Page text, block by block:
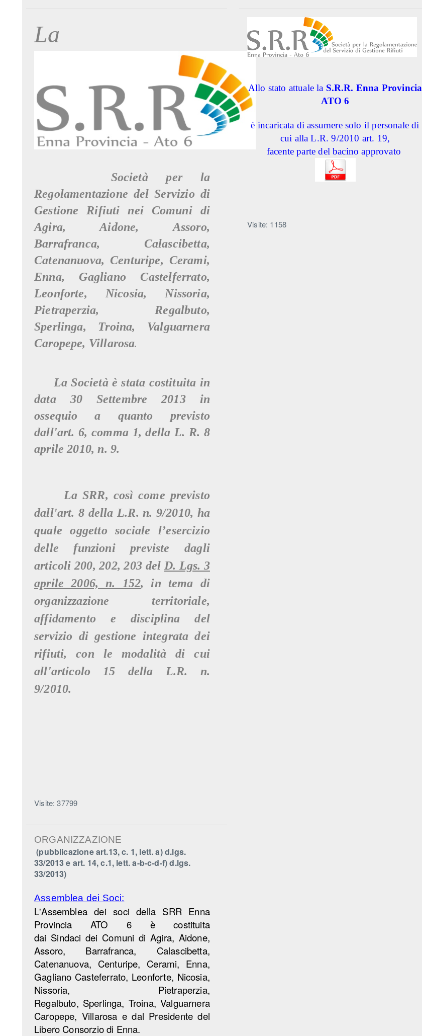
La
Società per la
Regolamentazione del Servizio di
Gestione Rifiuti nei Comuni di
Agira, Aidone, Assoro,
Barrafranca, Calascibetta,
Catenanuova, Centuripe, Cerami,
Enna, Gagliano Castelferrato,
Leonforte, Nicosia, Nissoria,
Pietraperzia, Regalbuto,
Sperlinga, Troina, Valguarnera
Caropepe, Villarosa.
La Società è stata costituita in
data 30 Settembre 2013 in
ossequio a quanto previsto
dall'art. 6, comma 1, della L. R. 8
aprile 2010, n. 9.
La SRR, così come previsto
dall'art. 8 della L.R. n. 9/2010, ha
quale oggetto sociale l’esercizio
delle funzioni previste dagli
articoli 200, 202, 203 del D. Lgs. 3
aprile 2006, n. 152, in tema di
organizzazione territoriale,
affidamento e disciplina del
servizio di gestione integrata dei
rifiuti, con le modalità di cui
all'articolo 15 della L.R. n.
9/2010.
Visite: 37799
Allo stato attuale la S.R.R. Enna Provincia
ATO 6
è incaricata di assumere solo il personale di
cui alla L.R. 9/2010 art. 19,
facente parte del bacino approvato
Visite: 1158
ORGANIZZAZIONE
(pubblicazione art.13, c. 1, lett. a) d.lgs.
33/2013 e art. 14, c.1, lett. a-b-c-d-f) d.lgs.
33/2013)
Assemblea dei Soci:
L'Assemblea dei soci della SRR Enna
Provincia ATO 6 è costituita
dai Sindaci dei Comuni di Agira, Aidone,
Assoro, Barrafranca, Calascibetta,
Catenanuova, Centuripe, Cerami, Enna,
Gagliano Casteferrato, Leonforte, Nicosia,
Nissoria, Pietraperzia,
Regalbuto, Sperlinga, Troina, Valguarnera
Caropepe, Villarosa e dal Presidente del
Libero Consorzio di Enna.